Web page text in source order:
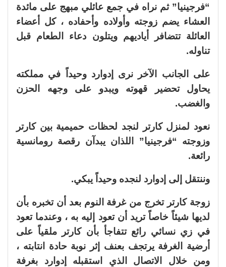
“فرجينيا” ثم نراه في جمع عائلي مبهج على مائدة
العشاء يضم زوجته وأولاده وأحفاده ، كل أعضاء
العائلة تتضافر أياديهم ويتلون دعاء الطعام قبل
تناوله.
على الجانب الآخر نرى إدوارد وحيداً في مملكته
يحاول تحضير قهوته ويبدو على وجهه الحزن
والغضب.
نعود لمنزل كارتر لنجد لحظات حميمية بين كارتر
وزوجته “فرجينيا” اللذان يبدآن رقصة رومانسية
رائعة.
وننتقل إلى إدوارد لنجده وحيداً يبكي.
زوجة كارتر تخرج من غرفة النوم بعد أن تخبره بأن
لديها شيئاً خاصاً تريد أن تعود إليه به ، وعندما تعود
في زي نسائي رائع تتفاجأ بأن كارتر ملقياً على
أرضية الغرفة يرتجف بعنف إثر نوبة حادة انتابته ،
ومن خلال الاتصال الذي استقبله إدوارد بغرفة